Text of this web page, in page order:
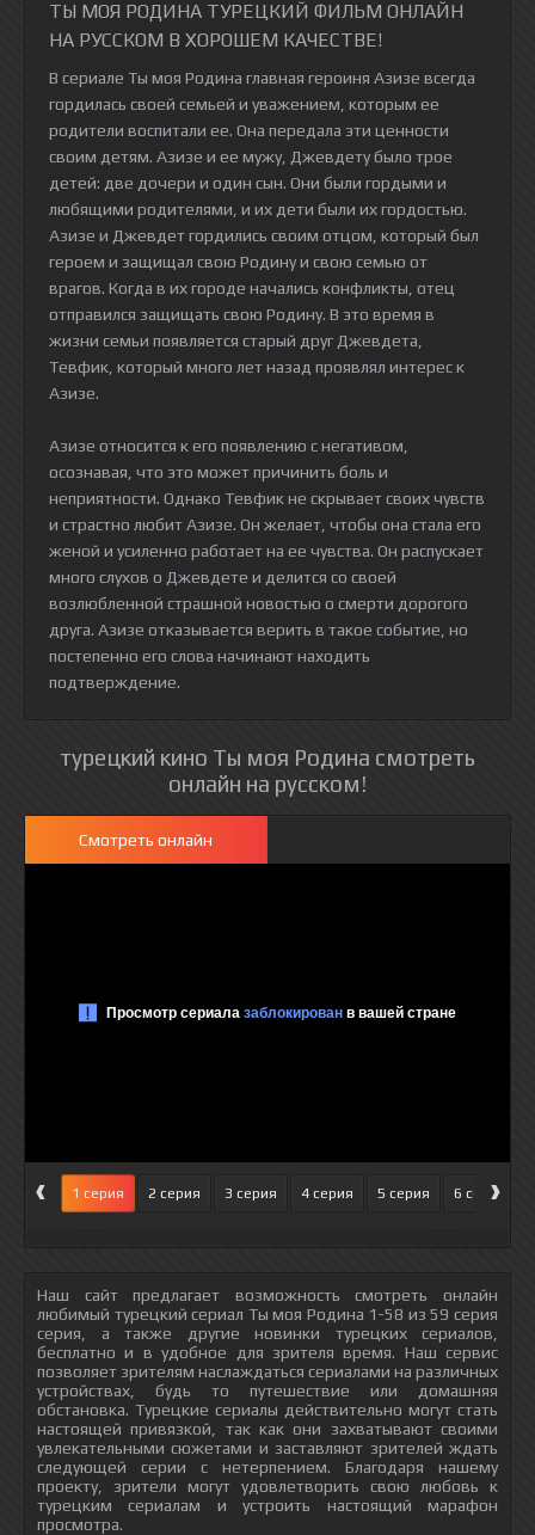
ТЫ МОЯ РОДИНА ТУРЕЦКИЙ ФИЛЬМ ОНЛАЙН
НА РУССКОМ В ХОРОШЕМ КАЧЕСТВЕ!
В сериале Ты моя Родина главная героиня Азизе всегда
гордилась своей семьей и уважением, которым ее
родители воспитали ее. Она передала эти ценности
своим детям. Азизе и ее мужу, Джевдету было трое
детей: две дочери и один сын. Они были гордыми и
любящими родителями, и их дети были их гордостью.
Азизе и Джевдет гордились своим отцом, который был
героем и защищал свою Родину и свою семью от
врагов. Когда в их городе начались конфликты, отец
отправился защищать свою Родину. В это время в
жизни семьи появляется старый друг Джевдета,
Тевфик, который много лет назад проявлял интерес к
Азизе.
Азизе относится к его появлению с негативом,
осознавая, что это может причинить боль и
неприятности. Однако Тевфик не скрывает своих чувств
и страстно любит Азизе. Он желает, чтобы она стала его
женой и усиленно работает на ее чувства. Он распускает
много слухов о Джевдете и делится со своей
возлюбленной страшной новостью о смерти дорогого
друга. Азизе отказывается верить в такое событие, но
постепенно его слова начинают находить
подтверждение.
турецкий кино Ты моя Родина смотреть
онлайн на русском!
Смотреть онлайн
‹ 1 серия 2 серия 3 серия 4 серия 5 серия 6 серия
›
Наш сайт предлагает возможность смотреть онлайн
любимый турецкий сериал Ты моя Родина 1-58 из 59 серия
серия, а также другие новинки турецких сериалов,
бесплатно и в удобное для зрителя время. Наш сервис
позволяет зрителям наслаждаться сериалами на различных
устройствах, будь то путешествие или домашняя
обстановка. Турецкие сериалы действительно могут стать
настоящей привязкой, так как они захватывают своими
увлекательными сюжетами и заставляют зрителей ждать
следующей серии с нетерпением. Благодаря нашему
проекту, зрители могут удовлетворить свою любовь к
турецким сериалам и устроить настоящий марафон
просмотра.